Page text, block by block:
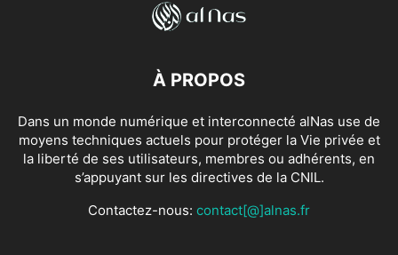
À PROPOS
Dans un monde numérique et interconnecté alNas use de
moyens techniques actuels pour protéger la Vie privée et
la liberté de ses utilisateurs, membres ou adhérents, en
s’appuyant sur les directives de la CNIL.
Contactez-nous: contact[@]alnas.fr